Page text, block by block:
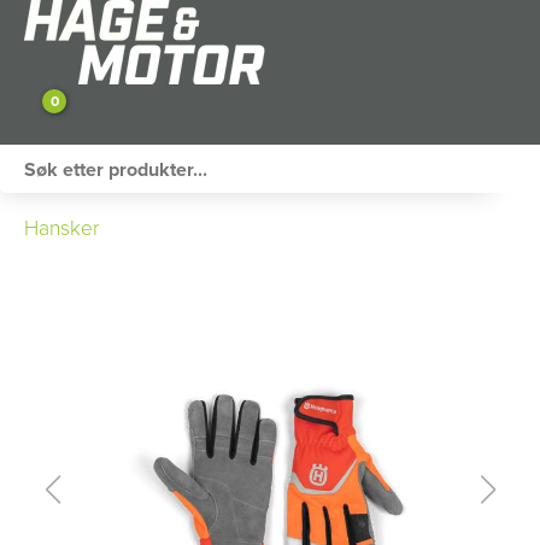
0
SNØSCOOTER
Hansker